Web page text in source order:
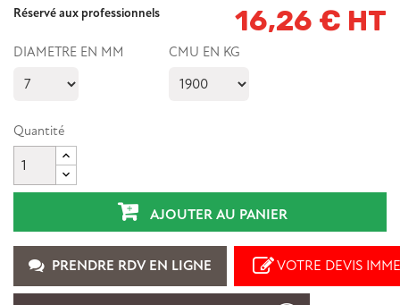
16,26 € HT
Réservé aux professionnels
DIAMETRE EN MM CMU EN KG
Quantité
AJOUTER AU PANIER
PRENDRE RDV EN LIGNE VOTRE DEVIS